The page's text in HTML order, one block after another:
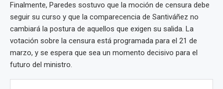
Finalmente, Paredes sostuvo que la moción de censura debe
seguir su curso y que la comparecencia de Santiváñez no
cambiará la postura de aquellos que exigen su salida. La
votación sobre la censura está programada para el 21 de
marzo, y se espera que sea un momento decisivo para el
futuro del ministro.